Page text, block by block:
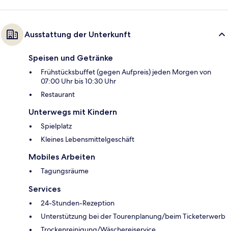
Ausstattung der Unterkunft
Speisen und Getränke
Frühstücksbuffet (gegen Aufpreis) jeden Morgen von
07:00 Uhr bis 10:30 Uhr
Restaurant
Unterwegs mit Kindern
Spielplatz
Kleines Lebensmittelgeschäft
Mobiles Arbeiten
Tagungsräume
Services
24-Stunden-Rezeption
Unterstützung bei der Tourenplanung/beim Ticketerwerb